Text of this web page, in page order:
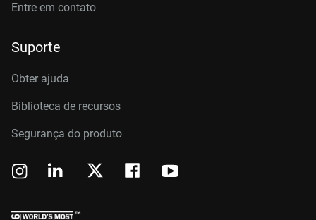
Entre em contato
Suporte
Obter ajuda
Biblioteca de recursos
Segurança do produto